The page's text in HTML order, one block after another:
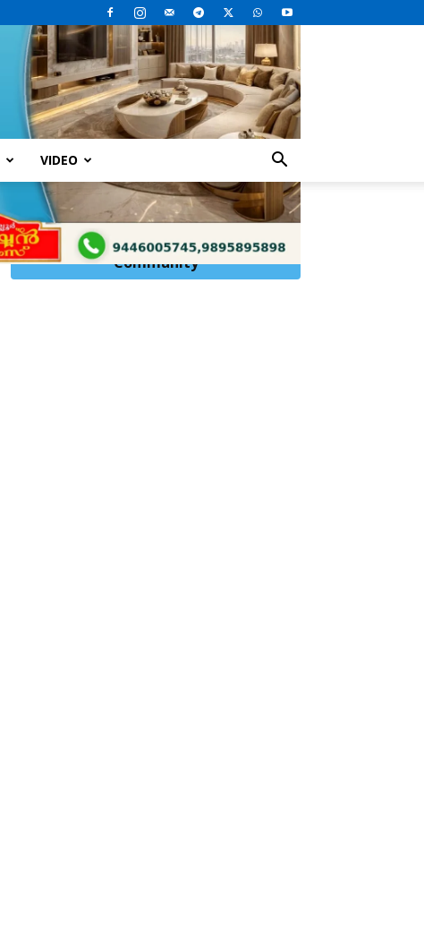
VIDEO
Click Here toJoinWhatsApp
Community